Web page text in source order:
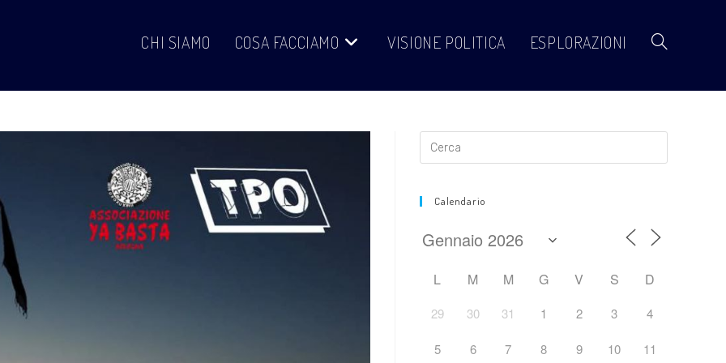
CHI SIAMO COSA FACCIAMO VISIONE POLITICA ESPLORAZIONI Attiva/disattiva
sul
sito
Calendario
L M M G V S D
29 30 31 1 2 3 4
5 6 7 8 9 10 11